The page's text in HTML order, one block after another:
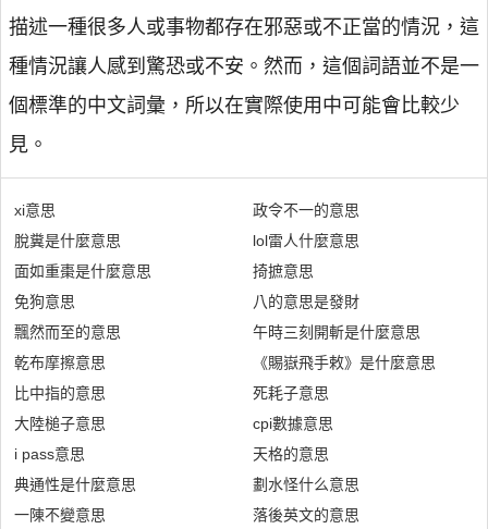
描述一種很多人或事物都存在邪惡或不正當的情況，這
種情況讓人感到驚恐或不安。然而，這個詞語並不是一
個標準的中文詞彙，所以在實際使用中可能會比較少
見。
xi意思
脫糞是什麼意思
面如重棗是什麼意思
免狗意思
飄然而至的意思
乾布摩擦意思
比中指的意思
大陸槌子意思
i pass意思
典通性是什麼意思
一陳不變意思
政令不一的意思
lol雷人什麼意思
掎摭意思
八的意思是發財
午時三刻開斬是什麼意思
《賜嶽飛手敕》是什麼意思
死耗子意思
cpi數據意思
天格的意思
劃水怪什么意思
落後英文的意思